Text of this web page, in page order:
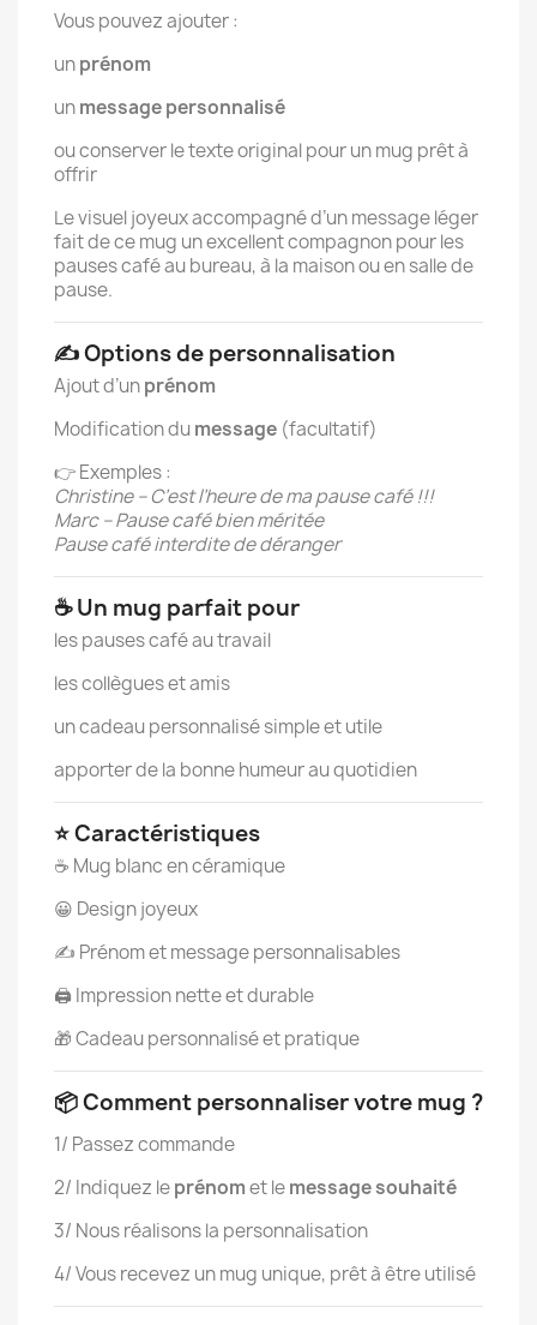
Vous pouvez ajouter :
unprénom
unmessage personnalisé
ou conserver le texte original pour un mug prêt à
offrir
Le visuel joyeux accompagné d’un message léger
fait de ce mug un excellent compagnon pour les
pauses café au bureau, à la maison ou en salle de
pause.
✍️ Options de personnalisation
Ajout d’unprénom
Modification dumessage (facultatif)
👉 Exemples :
Christine – C’est l’heure de ma pause café !!!
Marc – Pause café bien méritée
Pause café interdite de déranger
☕ Un mug parfait pour
les pauses café au travail
les collègues et amis
un cadeau personnalisé simple et utile
apporter de la bonne humeur au quotidien
⭐ Caractéristiques
☕ Mug blanc en céramique
😀 Design joyeux
✍️ Prénom et message personnalisables
🖨️ Impression nette et durable
🎁 Cadeau personnalisé et pratique
📦 Comment personnaliser votre mug ?
1/ Passez commande
2/ Indiquez leprénomet lemessage souhaité
3/ Nous réalisons la personnalisation
4/ Vous recevez un mug unique, prêt à être utilisé